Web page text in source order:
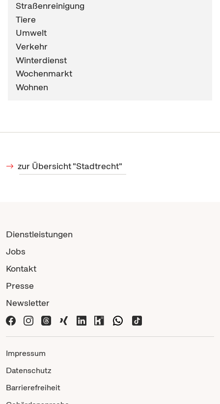
Straßenreinigung
Tiere
Umwelt
Verkehr
Winterdienst
Wochenmarkt
Wohnen
zur Übersicht "Stadtrecht"
Dienstleistungen
Jobs
Kontakt
Presse
Newsletter
Impressum
Datenschutz
Barrierefreiheit